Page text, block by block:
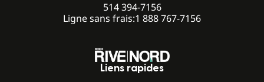
514 394-7156
Ligne sans frais:1 888 767-7156
Liens rapides